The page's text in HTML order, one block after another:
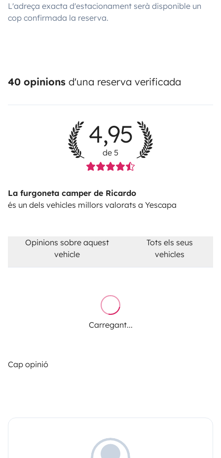
L'adreça exacta d'estacionament serà disponible un
cop confirmada la reserva.
40 opinions d'una reserva verificada
4,95
de 5
La furgoneta camper de Ricardo
és un dels vehicles millors valorats a Yescapa
Opinions sobre aquest
vehicle
Tots els seus
vehicles
Carregant...
Cap opinió